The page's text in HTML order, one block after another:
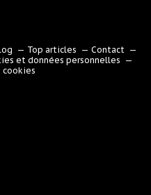
Top articles
Contact
et données personnelles
cookies